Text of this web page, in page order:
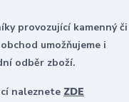
provozující kamenný či
umožňujeme i
odběr zboží.
naleznete ZDE